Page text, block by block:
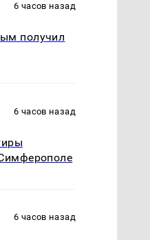
6 часов назад
получил
6 часов назад
6 часов назад